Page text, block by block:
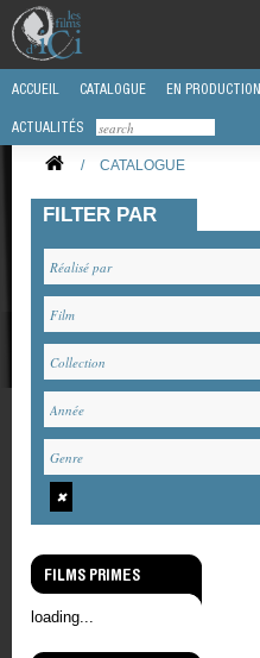
ACCUEIL CATALOGUE EN PRODUCTION
ACTUALITÉS
/ CATALOGUE
FILTER PAR
✖
FILMS PRIMES
loading...